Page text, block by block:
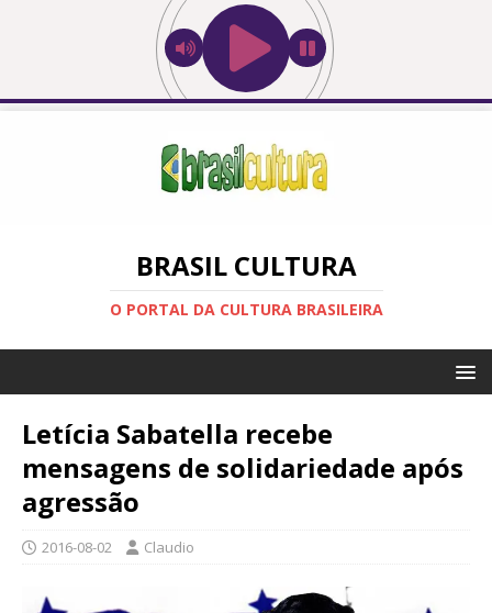
BRASIL CULTURA
O PORTAL DA CULTURA BRASILEIRA
Letícia Sabatella recebe
mensagens de solidariedade após
agressão
2016-08-02 Claudio